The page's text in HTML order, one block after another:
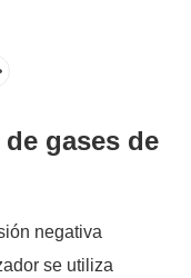
gases de
negativa
se utiliza